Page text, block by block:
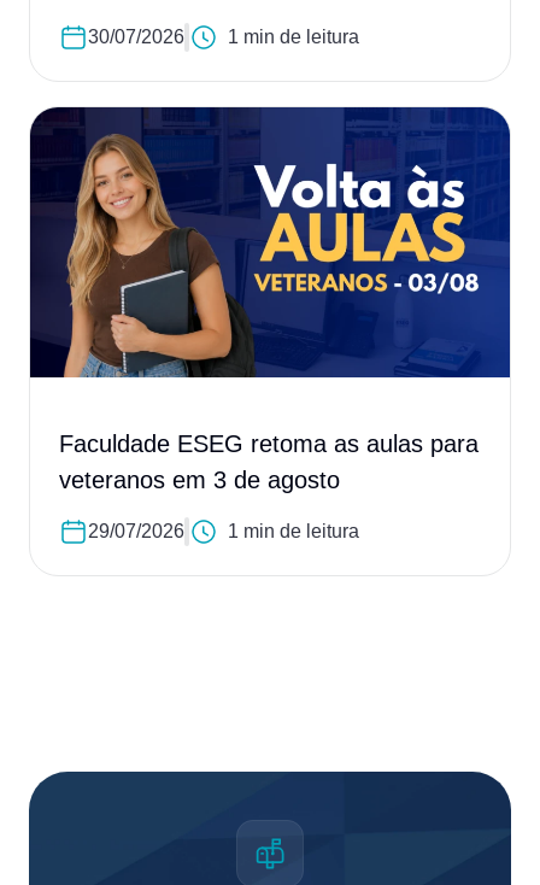
30/07/2026 1 min de leitura
Faculdade ESEG retoma as aulas para
veteranos em 3 de agosto
29/07/2026 1 min de leitura